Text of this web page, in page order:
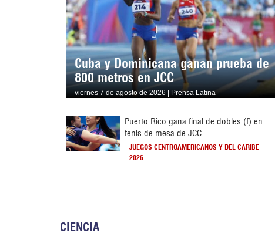
Cuba y Dominicana ganan prueba de
800 metros en JCC
viernes 7 de agosto de 2026 | Prensa Latina
Puerto Rico gana final de dobles (f) en
tenis de mesa de JCC
JUEGOS CENTROAMERICANOS Y DEL CARIBE
2026
CIENCIA